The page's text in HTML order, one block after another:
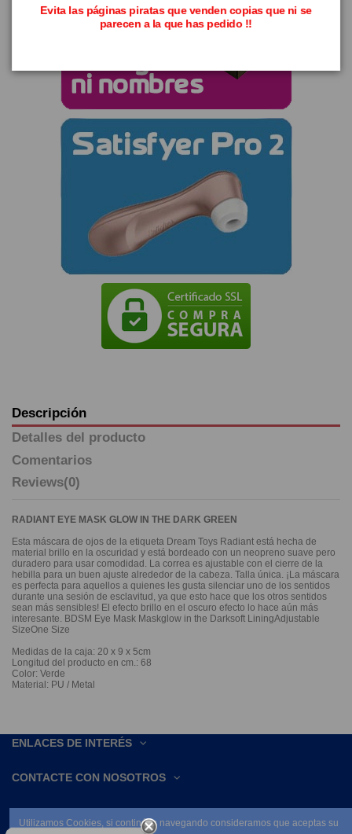
Descripción
Detalles del producto
Comentarios
Reviews(0)
RADIANT EYE MASK GLOW IN THE DARK GREEN
Esta máscara de ojos de la etiqueta Dream Toys Radiant está hecha de
material brillo en la oscuridad y está bordeado con un neopreno suave pero
duradero para usar comodidad. La correa es ajustable con el cierre de la
hebilla para un buen ajuste alrededor de la cabeza. Talla única. ¡La máscara
es perfecta para aquellos a quienes les gusta silenciar uno de los sentidos
durante una sesión de esclavitud, ya que esto hace que los otros sentidos
sean más sensibles! El efecto brillo en el oscuro efecto lo hace aún más
interesante. BDSM Eye Mask Maskglow in the Darksoft LiningAdjustable
SizeOne Size
Medidas de la caja: 20 x 9 x 5cm
Longitud del producto en cm.: 68
Color: Verde
Material: PU / Metal
ENLACES DE INTERÉS
CONTACTE CON NOSOTROS
Evita las páginas piratas que venden copias que ni se
parecen a la que has pedido !!
Utilizamos Cookies, si continúas navegando consideramos que aceptas su